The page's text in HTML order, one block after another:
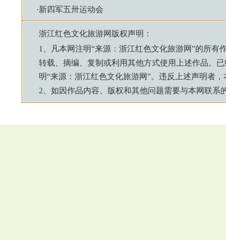
·新四军五卅运动会
浙江红色文化旅游网 版权声明：
1、凡本网注明“来源： 浙江红色文化旅游网”的所有
转载、摘编、复制或利用其他方式使用上述作品。
明“来源： 浙江红色文化旅游网”。违反上述声明者
2、如因作品内容、版权和其他问题需要与本网联系